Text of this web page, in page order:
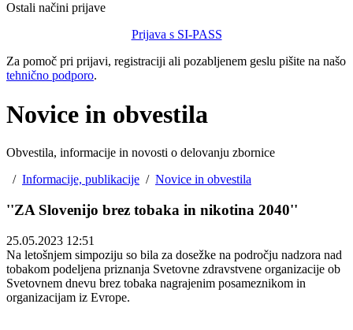
Ostali načini prijave
Prijava s SI-PASS
Za pomoč pri prijavi, registraciji ali pozabljenem geslu pišite na našo
tehnično podporo.
Novice in obvestila
Obvestila, informacije in novosti o delovanju zbornice
/ Informacije, publikacije / Novice in obvestila
''ZA Slovenijo brez tobaka in nikotina 2040''
25.05.2023 12:51
Na letošnjem simpoziju so bila za dosežke na področju nadzora nad
tobakom podeljena priznanja Svetovne zdravstvene organizacije ob
Svetovnem dnevu brez tobaka nagrajenim posameznikom in
organizacijam iz Evrope.